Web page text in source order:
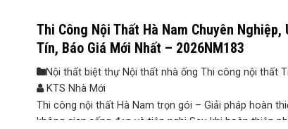
Thi Công Nội Thất Hà Nam Chuyên Nghiệp,
Tín, Báo Giá Mới Nhất – 2026NM183
Nội thất biệt thự Nội thất nhà ống Thi công nội thất
KTS Nhà Mới
Thi công nội thất Hà Nam trọn gói – Giải pháp hoàn
không gian sống đẹp và tiện nghi Sau khi hoàn thiện